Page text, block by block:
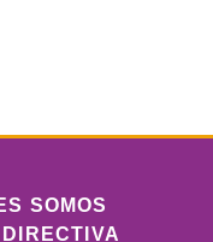
SOMOS